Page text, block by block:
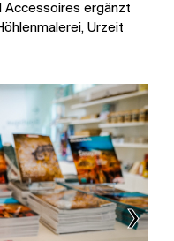
›
Accessoires ergänzt
Urzeit